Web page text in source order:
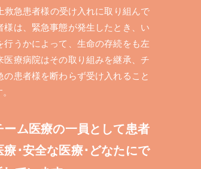
救急患者様の受け入れに取り組んで
様は、緊急事態が発生したとき、い
行うかによって、生命の存続をも左
療病院はその取り組みを継承、チ
患者様を断わらず受け入れること
ム医療の一員として患者
･安全な医療･どなたにで